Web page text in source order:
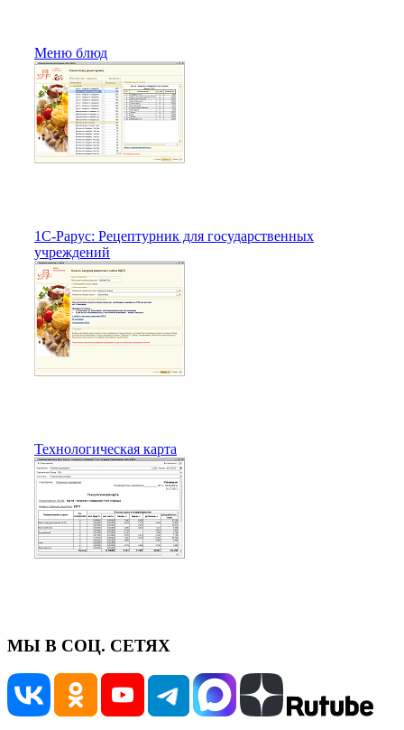
Меню блюд
1С-Рарус: Рецептурник для государственных
учреждений
Технологическая карта
МЫ В СОЦ. СЕТЯХ